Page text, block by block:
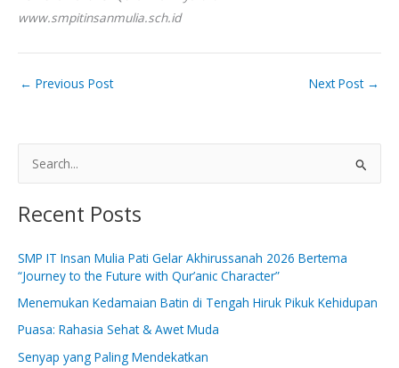
www.smpitinsanmulia.sch.id
← Previous Post Next Post →
a
c
h
f
o
r
Recent Posts
SMP IT Insan Mulia Pati Gelar Akhirussanah 2026 Bertema
“Journey to the Future with Qur’anic Character”
Menemukan Kedamaian Batin di Tengah Hiruk Pikuk Kehidupan
Puasa: Rahasia Sehat & Awet Muda
Senyap yang Paling Mendekatkan